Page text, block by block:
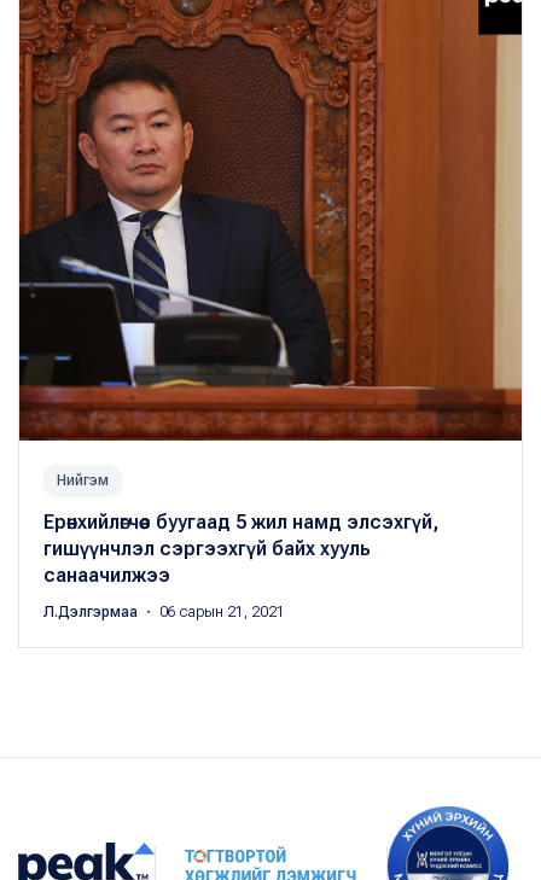
Нийгэм
Ерөнхийлөгчөөс буугаад 5 жил намд элсэхгүй,
гишүүнчлэл сэргээхгүй байх хууль
санаачилжээ
Л.Дэлгэрмаа ・ 06 сарын 21, 2021